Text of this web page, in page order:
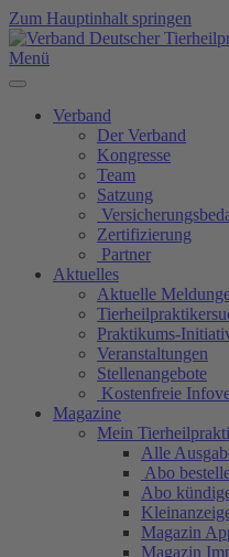
Zum Hauptinhalt springen
Menü
Verband
Der Verband
Kongresse
Team
Satzung
Zertifizierung
Partner
Aktuelles
Aktuelle
Praktikums-
Veranstaltungen
Stellenangebote
Kostenfreie
Magazine
Mein
Alle
Abo
Abo
Magazin
Magazin